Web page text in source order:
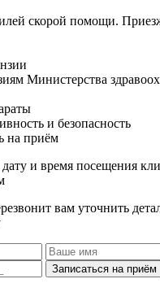
скорой помощи.
Министерства
и безопасность
на приём
и время посещения
вам уточнить
Записаться на приём